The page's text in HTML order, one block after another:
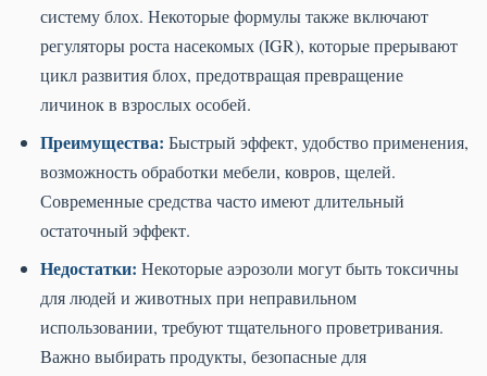
систему блох. Некоторые формулы также включают
регуляторы роста насекомых (IGR), которые прерывают
цикл развития блох, предотвращая превращение
личинок в взрослых особей.
Преимущества: Быстрый эффект, удобство применения,
возможность обработки мебели, ковров, щелей.
Современные средства часто имеют длительный
остаточный эффект.
Недостатки: Некоторые аэрозоли могут быть токсичны
для людей и животных при неправильном
использовании, требуют тщательного проветривания.
Важно выбирать продукты, безопасные для